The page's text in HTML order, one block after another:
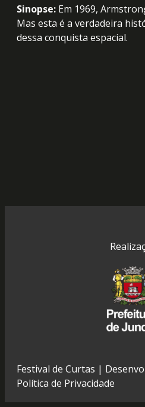
Sinopse: Em 1969,
Mas esta é a verdadeira
dessa conquista espacial.
Festival de Curtas |
Política de Privacidade